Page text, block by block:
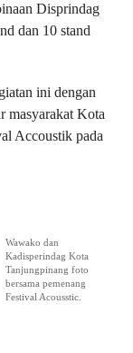
Disprindag
dan 10 stand
ini dengan
masyarakat Kota
Accoustik pada
Wawako dan
Kadisperindag Kota
Tanjungpinang foto
bersama pemenang
Festival Acousstic.